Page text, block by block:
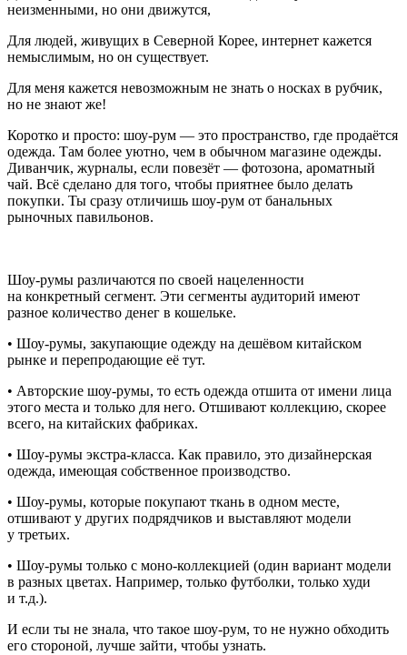
неизменными, но они движутся,
Для людей, живущих в Северной Корее, интернет кажется
немыслимым, но он существует.
Для меня кажется невозможным не знать о носках в рубчик,
но не знают же!
Коротко и просто: шоу-рум — это пространство, где продаётся
одежда. Там более уютно, чем в обычном магазине одежды.
Диванчик, журналы, если повезёт — фотозона, ароматный
чай. Всё сделано для того, чтобы приятнее было делать
покупки. Ты сразу отличишь шоу-рум от банальных
рыночных павильонов.
Шоу-румы различаются по своей нацеленности
на конкретный сегмент. Эти сегменты аудиторий имеют
разное количество денег в кошельке.
• Шоу-румы, закупающие одежду на дешёвом китайском
рынке и перепродающие её тут.
• Авторские шоу-румы, то есть одежда отшита от имени лица
этого места и только для него. Отшивают коллекцию, скорее
всего, на китайских фабриках.
• Шоу-румы экстра-класса. Как правило, это дизайнерская
одежда, имеющая собственное производство.
• Шоу-румы, которые покупают ткань в одном месте,
отшивают у других подрядчиков и выставляют модели
у третьих.
• Шоу-румы только с моно-коллекцией (один вариант модели
в разных цветах. Например, только футболки, только худи
и т.д.).
И если ты не знала, что такое шоу-рум, то не нужно обходить
его стороной, лучше зайти, чтобы узнать.